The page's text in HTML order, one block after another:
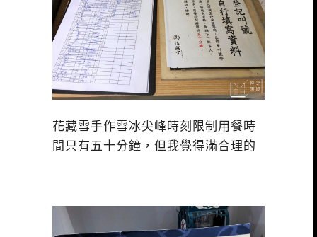
花藏雪手作雪冰尖峰時刻限制用餐時
間只有五十分鐘，但我覺得滿合理的